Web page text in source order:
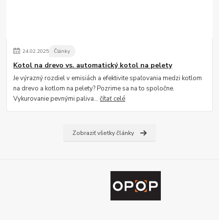
24.02.2025 Články
Kotol na drevo vs. automatický kotol na pelety
Je výrazný rozdiel v emisiách a efektivite spaľovania medzi kotlom
na drevo a kotlom na pelety? Pozrime sa na to spoločne.
Vykurovanie pevnými paliva...čítať celé
Zobraziť všetky články